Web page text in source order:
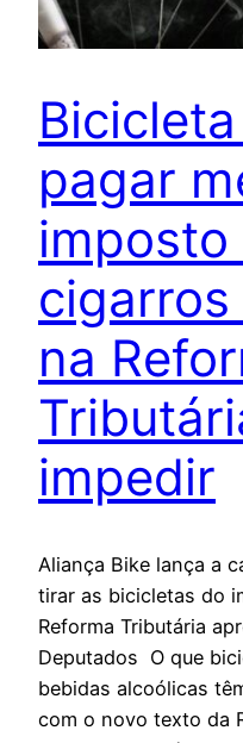
pagar
imposto
cigarros
na
impedir
Aliança Bike lança a
tirar as bicicletas do
Reforma Tributária
Deputados O que
bebidas alcoólicas
com o novo texto da